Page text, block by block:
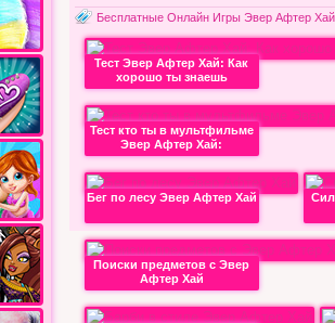
Бесплатные Онлайн Игры Эвер Афтер Хай
Тест Эвер Афтер Хай: Как
хорошо ты знаешь
Тест кто ты в мультфильме
Эвер Афтер Хай:
Бег по лесу Эвер Афтер Хай
Поиски предметов с Эвер
Афтер Хай